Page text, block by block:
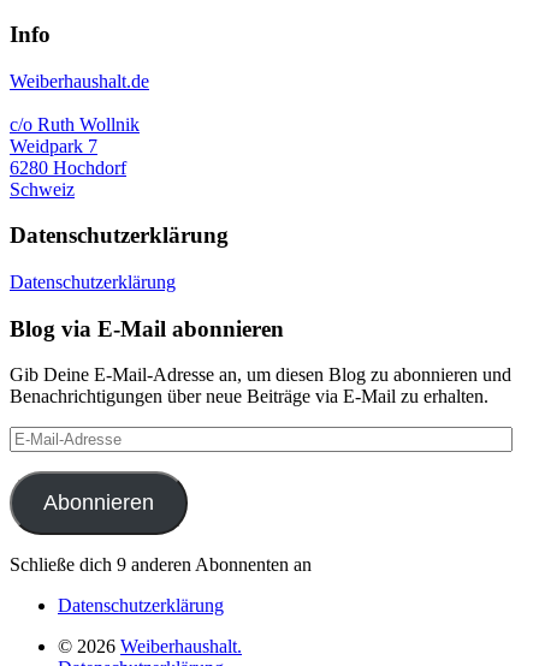
Info
Weiberhaushalt.de
c/o Ruth Wollnik
Weidpark 7
6280 Hochdorf
Schweiz
Datenschutzerklärung
Datenschutzerklärung
Blog via E-Mail abonnieren
Gib Deine E-Mail-Adresse an, um diesen Blog zu abonnieren und
Benachrichtigungen über neue Beiträge via E-Mail zu erhalten.
E-
Mail-
Adresse
Abonnieren
Schließe dich 9 anderen Abonnenten an
Datenschutzerklärung
© 2026 Weiberhaushalt.